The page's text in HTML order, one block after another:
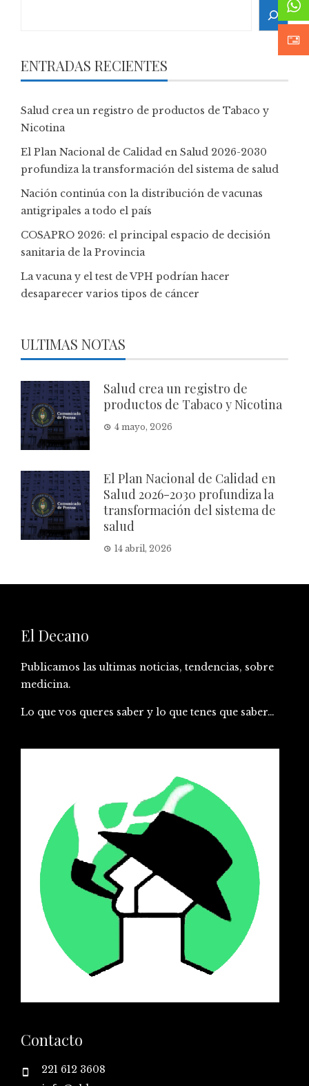
ENTRADAS RECIENTES
Salud crea un registro de productos de Tabaco y
Nicotina
El Plan Nacional de Calidad en Salud 2026-2030
profundiza la transformación del sistema de salud
Nación continúa con la distribución de vacunas
antigripales a todo el país
COSAPRO 2026: el principal espacio de decisión
sanitaria de la Provincia
La vacuna y el test de VPH podrían hacer
desaparecer varios tipos de cáncer
ULTIMAS NOTAS
Salud crea un registro de
productos de Tabaco y Nicotina
4 mayo, 2026
El Plan Nacional de Calidad en
Salud 2026-2030 profundiza la
transformación del sistema de
salud
14 abril, 2026
El Decano
Publicamos las ultimas noticias, tendencias, sobre
medicina.
Lo que vos queres saber y lo que tenes que saber…
Contacto
221 612 3608